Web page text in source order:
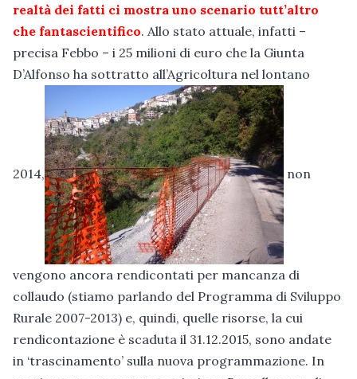
realtà dei fatti ci mostra uno scenario tutt’altro
che fantascientifico. Allo stato attuale, infatti –
precisa Febbo – i 25 milioni di euro che la Giunta
D’Alfonso ha sottratto all’Agricoltura nel lontano
2014, non
vengono ancora rendicontati per mancanza di
collaudo (stiamo parlando del Programma di Sviluppo
Rurale 2007-2013) e, quindi, quelle risorse, la cui
rendicontazione è scaduta il 31.12.2015, sono andate
in ‘trascinamento’ sulla nuova programmazione. In